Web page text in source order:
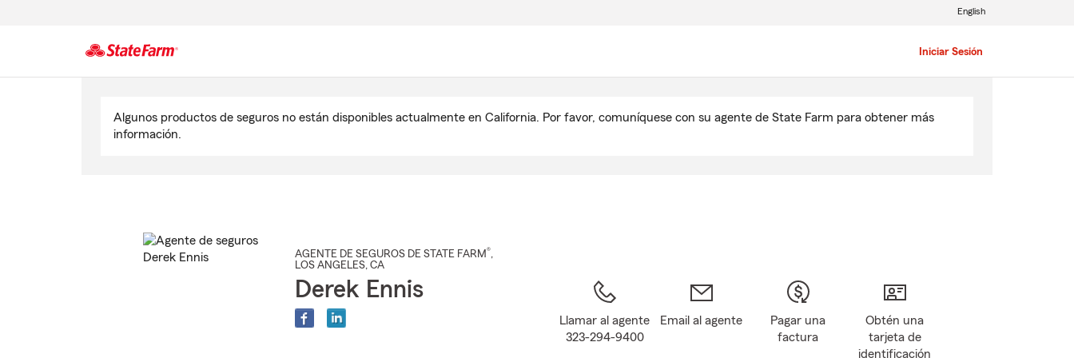
Iniciar Sesión
English
Algunos productos de seguros no están disponibles actualmente en California. Por favor, comuníquese con su agente de State Farm para obtener más
información.
AGENTE DE SEGUROS DE STATE FARM®,
LOS ANGELES, CA
Derek Ennis
Llamar al agente
323-294-9400
Email al agente
Pagar una
factura
Obtén una
tarjeta de
identificación